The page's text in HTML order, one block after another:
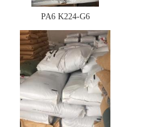
PA6 K224-G6